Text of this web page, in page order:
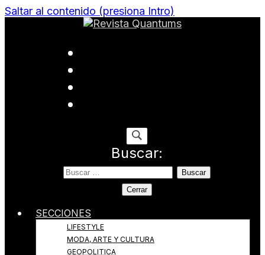
Saltar al contenido (presiona Intro)
Revista Quantums
Buscar:
Cerrar
SECCIONES
LIFESTYLE
MODA, ARTE Y CULTURA
GEOPOLITICA